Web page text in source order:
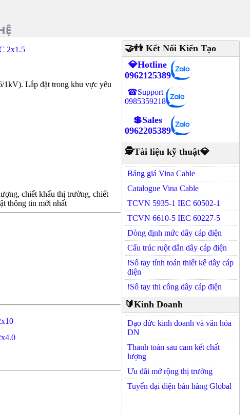
2x1.5
Lắp đặt trong khu vực yêu
chiết khấu thị trường, chiết
thông tin mới nhất
🤝👬 Kết Nối Kiến Tạo
💎Hotline
0962125389
☎Support
0985359218
💲Sales
0962205389
🕵Tài liệu kỹ thuật💎
Bảng giá Vina Cable
Catalogue Vina Cable
TCVN 5935-1 IEC 60502-1
TCVN 6610-5 IEC 60227-5
Dòng định mức dây cáp điện
Cấu trúc ruột dẫn dây cáp điện
!Sổ tay tính toán thiết kế dây cáp
điện
!Sổ tay thi công dây cáp điện
🔰Kinh Doanh
Đạo đức kinh doanh và văn hóa
DN
Thanh toán sau cam kết chất
lượng
Ưu đãi mở rộng thị trường
Tuyển đại diện bán hàng Global